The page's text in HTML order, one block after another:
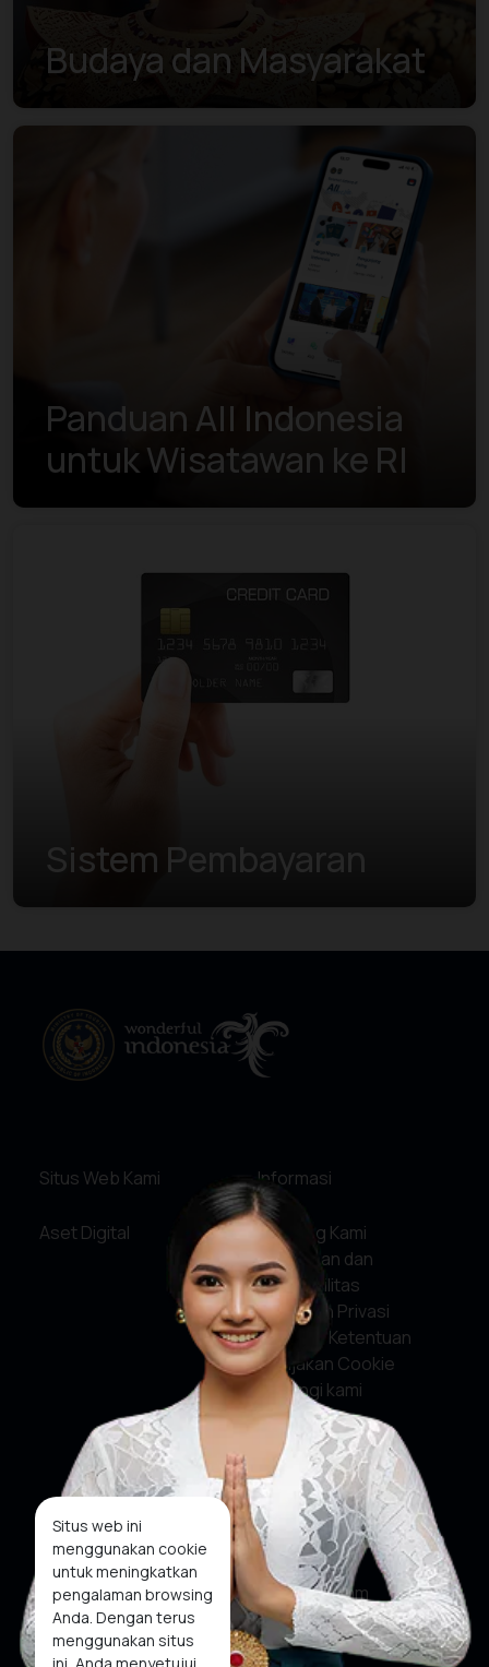
Situs web ini
menggunakan cookie
untuk meningkatkan
pengalaman browsing
Anda. Dengan terus
menggunakan situs
Budaya dan Masyarakat
Panduan All Indonesia
untuk Wisatawan ke RI
Sistem Pembayaran
Situs Web Kami
Aset Digital
Informasi
Tentang Kami
Pelayanan dan
Akuntabilitas
Kebijakan Privasi
Syarat & Ketentuan
Kebijakan Cookie
Hubungi kami
Media Sosial
Facebook
X
Instagram
Youtube